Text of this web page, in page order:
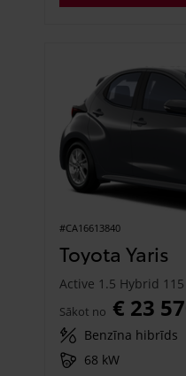
#CA16613840
Toyota Yaris
Sākot no € 23
Benzīna hibrīds
68 kW